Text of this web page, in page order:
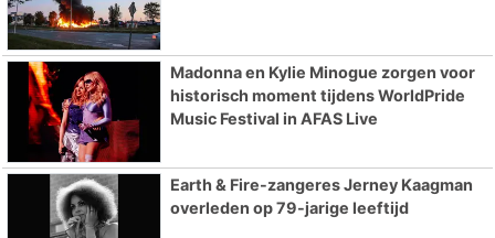
Madonna en Kylie Minogue zorgen voor
historisch moment tijdens WorldPride
Music Festival in AFAS Live
Earth & Fire-zangeres Jerney Kaagman
overleden op 79-jarige leeftijd